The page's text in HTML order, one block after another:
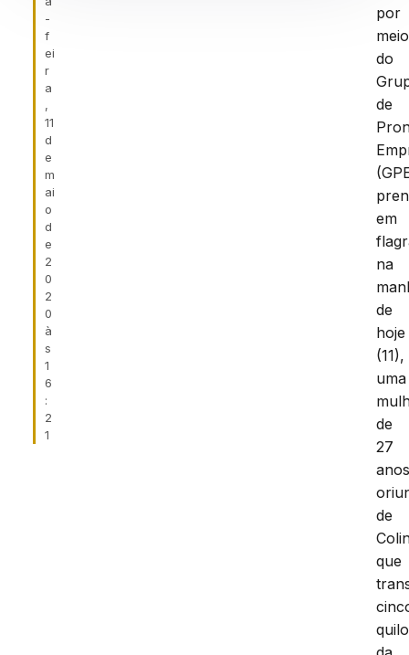
-
f
ei
r
a
,
11
d
e
m
ai
o
d
e
2
0
2
0
à
s
1
6
:
2
1
por
meio
do
de
em
na
de
hoje
(11),
uma
de
27
de
que